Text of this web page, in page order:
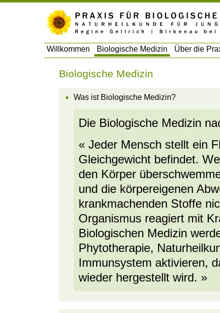
Willkommen Biologische Medizin Über die
Biologische Medizin
Was ist Biologische Medizin?
Die Biologische Medizin
« Jeder Mensch stellt ein
Gleichgewicht befindet.
den Körper
und die körpereigenen
krankmachenden Stoffe
Organismus reagiert mit
Biologischen Medizin
Phytotherapie,
Immunsystem aktivieren,
wieder hergestellt wird. »